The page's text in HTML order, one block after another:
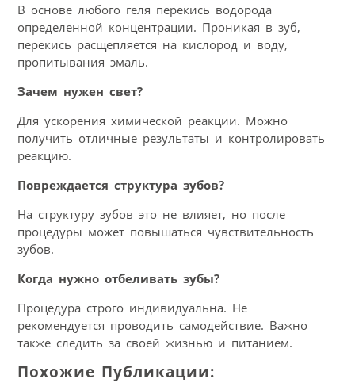
В основе любого геля перекись водорода
определенной концентрации. Проникая в зуб,
перекись расщепляется на кислород и воду,
пропитывания эмаль.
Зачем нужен свет?
Для ускорения химической реакции. Можно
получить отличные результаты и контролировать
реакцию.
Повреждается структура зубов?
На структуру зубов это не влияет, но после
процедуры может повышаться чувствительность
зубов.
Когда нужно отбеливать зубы?
Процедура строго индивидуальна. Не
рекомендуется проводить самодействие. Важно
также следить за своей жизнью и питанием.
Похожие Публикации: